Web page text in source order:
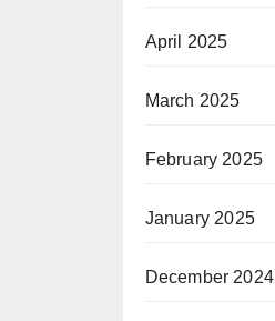
April 2025
March 2025
February 2025
January 2025
December 2024